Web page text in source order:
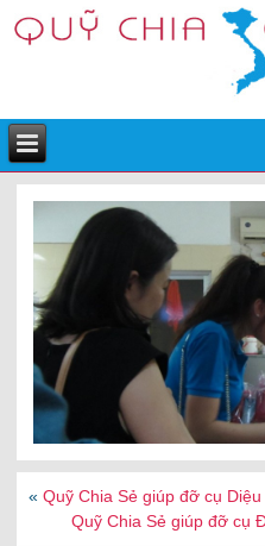
«Quỹ Chia Sẻ giúp đỡ cụ
Quỹ Chia Sẻ giúp đỡ cụ